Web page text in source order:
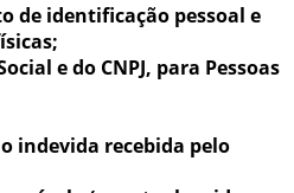
de identificação pessoal e
e do CNPJ, para Pessoas
indevida recebida pelo